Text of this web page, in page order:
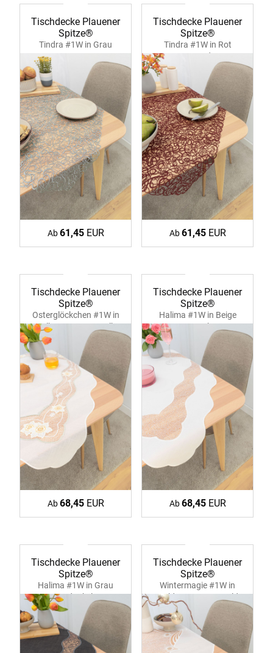
Tischdecke Plauener
Spitze®
Tindra #1W in Grau
39354
Ab61,45EUR
Tischdecke Plauener
Spitze®
Tindra #1W in Rot
39354 Bordeaux
Ab61,45EUR
Tischdecke Plauener
Spitze®
Osterglöckchen #1W in
Gelb 39359 ecru-gelb
Ab68,45EUR
Tischdecke Plauener
Spitze®
Halima #1W in Beige
39361 ecru-bronze
Ab68,45EUR
Tischdecke Plauener
Spitze®
Halima #1W in Grau
39361 dunkelgrau
Tischdecke Plauener
Spitze®
Wintermagie #1W in
Gold 39362 ecru-gold